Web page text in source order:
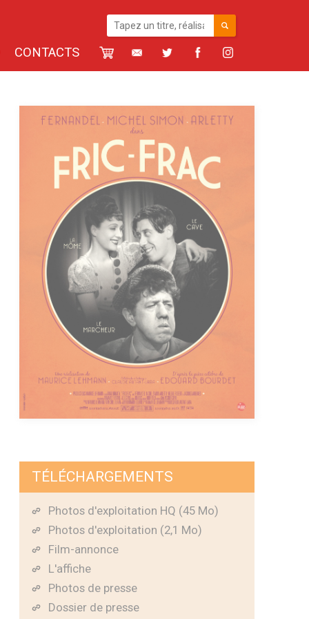
CONTACTS
TÉLÉCHARGEMENTS
Photos d'exploitation HQ (45 Mo)
Photos d'exploitation (2,1 Mo)
Film-annonce
L'affiche
Photos de presse
Dossier de presse